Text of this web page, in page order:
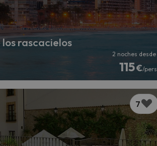
rascacielos
2 noches desde
115€/pers.
7